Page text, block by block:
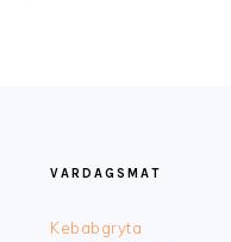
VARDAGSMAT
Kebabgryta